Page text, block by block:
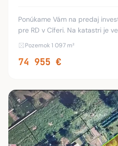
Ponúkame Vám na predaj
pre RD v Cíferi. Na katastri je
Výmera pozemku je 1097 m2.
Pozemok 1 097 m²
74 955 €